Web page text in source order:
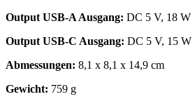
Output USB-A Ausgang: DC 5 V, 18 W
Output USB-C Ausgang: DC 5 V, 15 W
Abmessungen: 8,1 x 8,1 x 14,9 cm
Gewicht: 759 g